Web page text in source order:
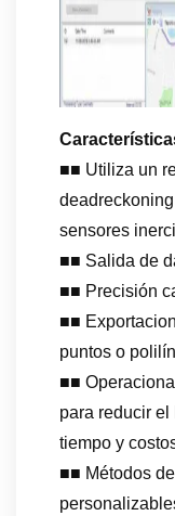
■■ Utiliza un
deadreckoning
sensores
■■ Salida de
■■ Precisión
■■
puntos o
■■
para reducir
tiempo y
■■ Métodos